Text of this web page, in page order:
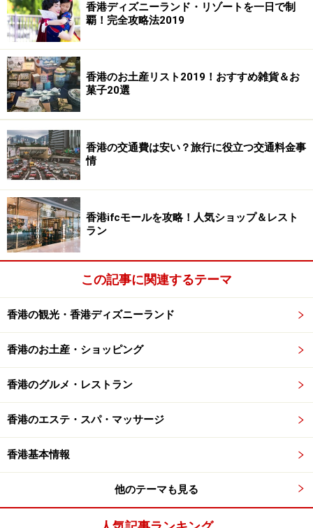
香港ディズニーランド・リゾートを一日で制
覇！完全攻略法2019
香港のお土産リスト2019！おすすめ雑貨＆お
菓子20選
香港の交通費は安い？旅行に役立つ交通料金事
情
香港ifcモールを攻略！人気ショップ＆レスト
ラン
この記事に関連するテーマ
香港の観光・香港ディズニーランド
香港のお土産・ショッピング
香港のグルメ・レストラン
香港のエステ・スパ・マッサージ
香港基本情報
他のテーマも見る